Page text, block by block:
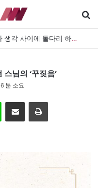
[출판] 표현의 자유는 어디까지 허용되는가…김재형 전 대법관 ‘언론과 인격권’
스님의 ‘꾸짖음’
분 소요
이메일